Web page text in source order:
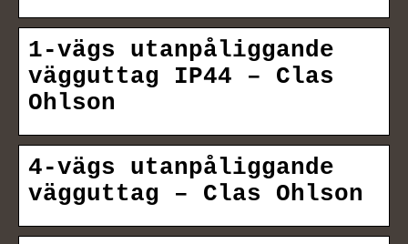
1-vägs utanpåliggande
vägguttag IP44 – Clas
Ohlson
4-vägs utanpåliggande
vägguttag – Clas Ohlson